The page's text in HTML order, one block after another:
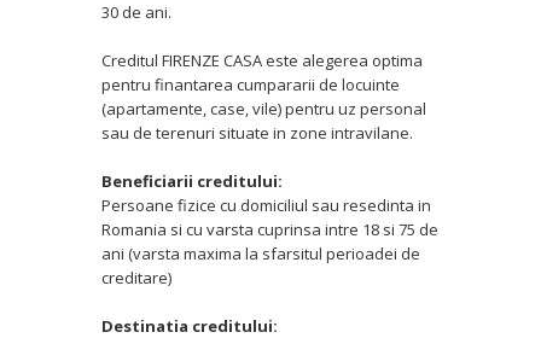
30 de ani.
Creditul FIRENZE CASA este alegerea optima
pentru finantarea cumpararii de locuinte
(apartamente, case, vile) pentru uz personal
sau de terenuri situate in zone intravilane.
Beneficiarii creditului:
Persoane fizice cu domiciliul sau resedinta in
Romania si cu varsta cuprinsa intre 18 si 75 de
ani (varsta maxima la sfarsitul perioadei de
creditare)
Destinatia creditului: